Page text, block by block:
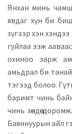
Янхан минь
явдаг хүн би
зүгээр хэн хэндээ
гуйлаа ээж
охиноо зарж
амьдрал би
тэгээд болоо.
баримт чинь
чинь зөндөө
Баяннуурын айл